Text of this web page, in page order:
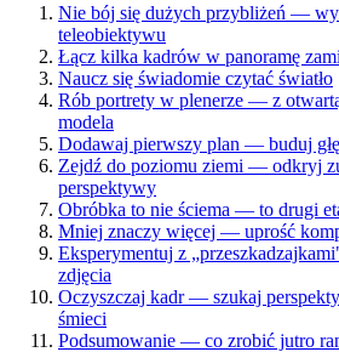
Nie bój się dużych przybliżeń —
teleobiektywu
Łącz kilka kadrów w panoramę
Naucz się świadomie czytać światło
Rób portrety w plenerze — z
modela
Dodawaj pierwszy plan — buduj
Zejdź do poziomu ziemi — odkryj
perspektywy
Obróbka to nie ściema — to drugi
Mniej znaczy więcej — uprość
Eksperymentuj z
zdjęcia
Oczyszczaj kadr — szukaj
śmieci
Podsumowanie — co zrobić jutro